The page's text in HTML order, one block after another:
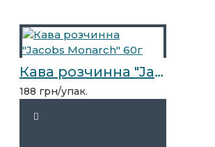
Кава розчинна "Jacobs Monarch" 60г
188 грн/упак.